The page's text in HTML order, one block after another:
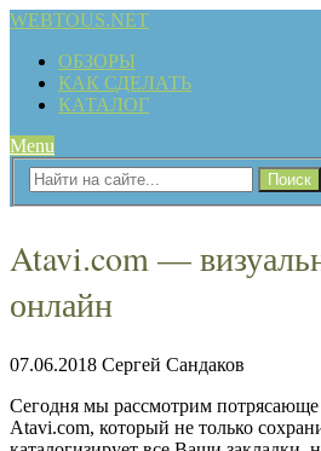
WEBTOUS.NET
ОБЗОРЫ
КАК СДЕЛАТЬ
КАТАЛОГ
Menu
Atavi.com —
онлайн
07.06.2018 Сергей Сандаков
Сегодня мы рассмотрим
Atavi.com, который не только